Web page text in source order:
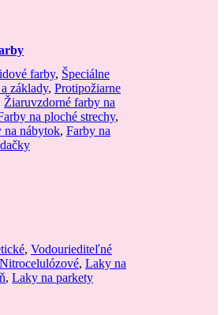
farby, Špeciálne
základy, Protipožiarne
Žiaruvzdorné farby na
na ploché strechy,
na nábytok, Farby na
, Vodouriediteľné
Nitrocelulózové, Laky na
, Laky na parkety